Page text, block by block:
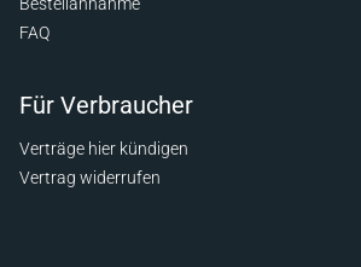
FAQ
Für Verbraucher
Verträge hier kündigen
Vertrag widerrufen